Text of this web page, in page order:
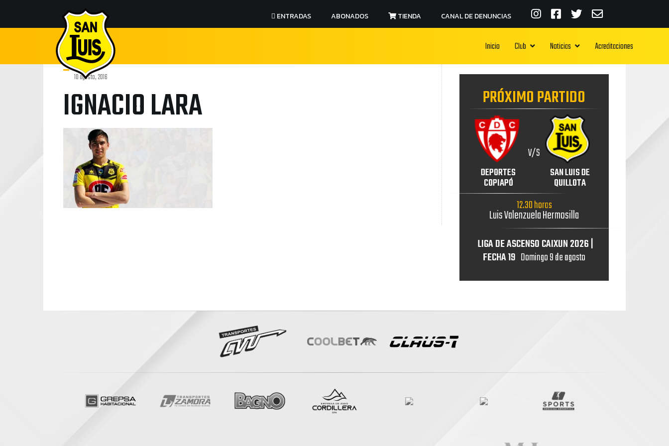
ENTRADAS ABONADOS TIENDA CANAL DE DENUNCIAS
Inicio Club Noticias Acreditaciones
10 agosto, 2016
IGNACIO LARA PRÓXIMO PARTIDO
DEPORTES
COPIAPÓ
V/S
SAN LUIS DE
QUILLOTA
12.30 horas
Luis Valenzuela Hermosilla
LIGA DE ASCENSO CAIXUN 2026 |
FECHA 19 Domingo 9 de agosto